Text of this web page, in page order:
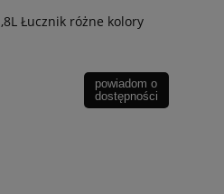
Łucznik różne kolory
powiadom o
dostępności